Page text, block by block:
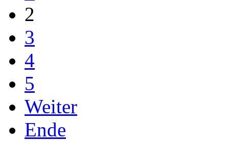
2
3
4
5
Weiter
Ende